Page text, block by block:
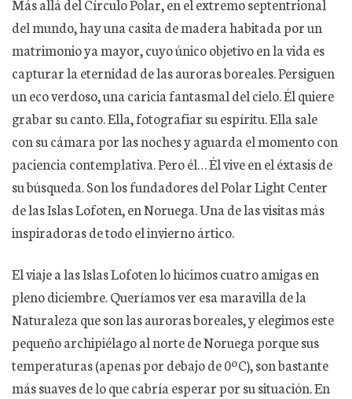
Más allá del Círculo Polar, en el extremo septentrional
del mundo, hay una casita de madera habitada por un
matrimonio ya mayor, cuyo único objetivo en la vida es
capturar la eternidad de las auroras boreales. Persiguen
un eco verdoso, una caricia fantasmal del cielo. Él quiere
grabar su canto. Ella, fotografiar su espíritu. Ella sale
con su cámara por las noches y aguarda el momento con
paciencia contemplativa. Pero él… Él vive en el éxtasis de
su búsqueda. Son los fundadores del Polar Light Center
de las Islas Lofoten, en Noruega. Una de las visitas más
inspiradoras de todo el invierno ártico.
El viaje a las Islas Lofoten lo hicimos cuatro amigas en
pleno diciembre. Queríamos ver esa maravilla de la
Naturaleza que son las auroras boreales, y elegimos este
pequeño archipiélago al norte de Noruega porque sus
temperaturas (apenas por debajo de 0ºC), son bastante
más suaves de lo que cabría esperar por su situación. En